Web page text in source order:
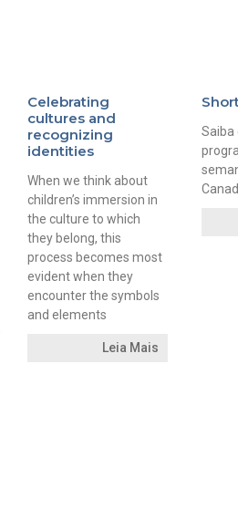
Celebrating
cultures and
recognizing
identities
When we think about
children’s immersion in
the culture to which
they belong, this
process becomes most
evident when they
encounter the symbols
and elements
Leia Mais
Saiba